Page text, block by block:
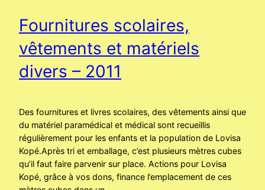
Fournitures scolaires,
vêtements et matériels
divers – 2011
Des fournitures et livres scolaires, des vêtements ainsi que
du matériel paramédical et médical sont recueillis
régulièrement pour les enfants et la population de Lovisa
Kopé.Après tri et emballage, c’est plusieurs mètres cubes
qu’il faut faire parvenir sur place. Actions pour Lovisa
Kopé, grâce à vos dons, finance l’emplacement de ces